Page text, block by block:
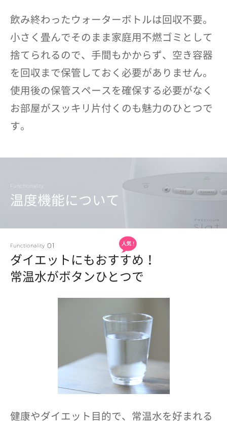
飲み終わったウォーターボトルは回収不要。
小さく畳んでそのまま家庭用不燃ゴミとして
捨てられるので、手間もかからず、空き容器
を回収まで保管しておく必要がありません。
使用後の保管スペースを確保する必要がなく
お部屋がスッキリ片付くのも魅力のひとつで
す。
温度機能について
ダイエットにもおすすめ！
常温水がボタンひとつで
健康やダイエット目的で、常温水を好まれる